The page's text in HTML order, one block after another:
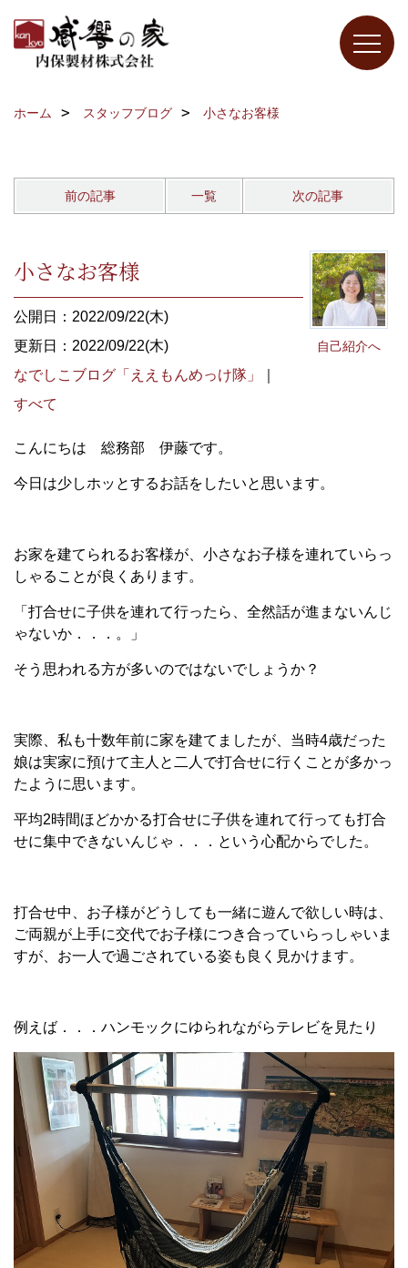
ホーム スタッフブログ 小さなお客様
前の記事 一覧 次の記事
自己紹介へ
小さなお客様
公開日：2022/09/22(木)
更新日：2022/09/22(木)
なでしこブログ「ええもんめっけ隊」
すべて
こんにちは 総務部 伊藤です。
今日は少しホッとするお話をしたいと思います。
お家を建てられるお客様が、小さなお子様を連れていらっ
しゃることが良くあります。
「打合せに子供を連れて行ったら、全然話が進まないんじ
ゃないか．．．。」
そう思われる方が多いのではないでしょうか？
実際、私も十数年前に家を建てましたが、当時4歳だった
娘は実家に預けて主人と二人で打合せに行くことが多かっ
たように思います。
平均2時間ほどかかる打合せに子供を連れて行っても打合
せに集中できないんじゃ．．．という心配からでした。
打合せ中、お子様がどうしても一緒に遊んで欲しい時は、
ご両親が上手に交代でお子様につき合っていらっしゃいま
すが、お一人で過ごされている姿も良く見かけます。
例えば．．．ハンモックにゆられながらテレビを見たり